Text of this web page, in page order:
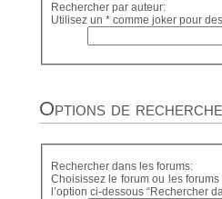
Rechercher par auteur:
Utilisez un * comme joker pour
Options de recherche
Rechercher dans les forums:
Choisissez le forum ou les
l’option ci-dessous “Rechercher